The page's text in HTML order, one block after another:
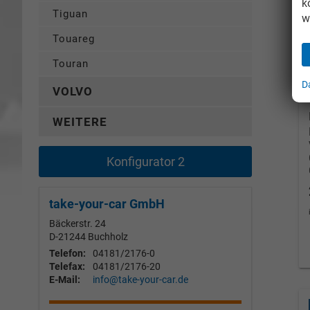
Tiguan
Touareg
Touran
VOLVO
WEITERE
Konfigurator 2
take-your-car GmbH
Bäckerstr. 24
D-21244 Buchholz
Telefon:
04181/2176-0
Telefax:
04181/2176-20
E-Mail:
info@take-your-car.de